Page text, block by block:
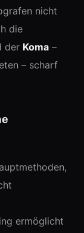
nicht
die
der Koma –
– scharf
ermöglicht